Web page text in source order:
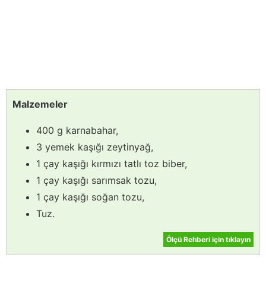
Malzemeler
400 g karnabahar,
3 yemek kaşığı zeytinyağ,
1 çay kaşığı kırmızı tatlı toz biber,
1 çay kaşığı sarımsak tozu,
1 çay kaşığı soğan tozu,
Tuz.
Ölçü Rehberi için tıklayın